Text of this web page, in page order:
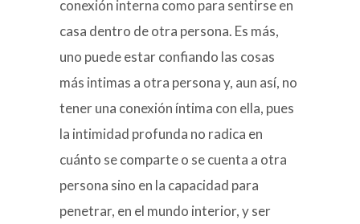
conexión interna como para sentirse en
casa dentro de otra persona. Es más,
uno puede estar confiando las cosas
más intimas a otra persona y, aun así, no
tener una conexión íntima con ella, pues
la intimidad profunda no radica en
cuánto se comparte o se cuenta a otra
persona sino en la capacidad para
penetrar, en el mundo interior, y ser